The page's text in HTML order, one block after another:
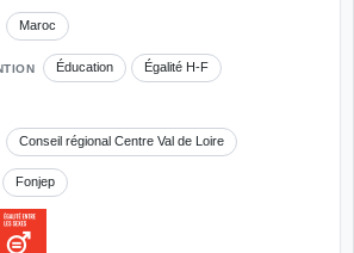
Maroc
Éducation Égalité H-F
Conseil régional Centre Val de Loire
Fonjep